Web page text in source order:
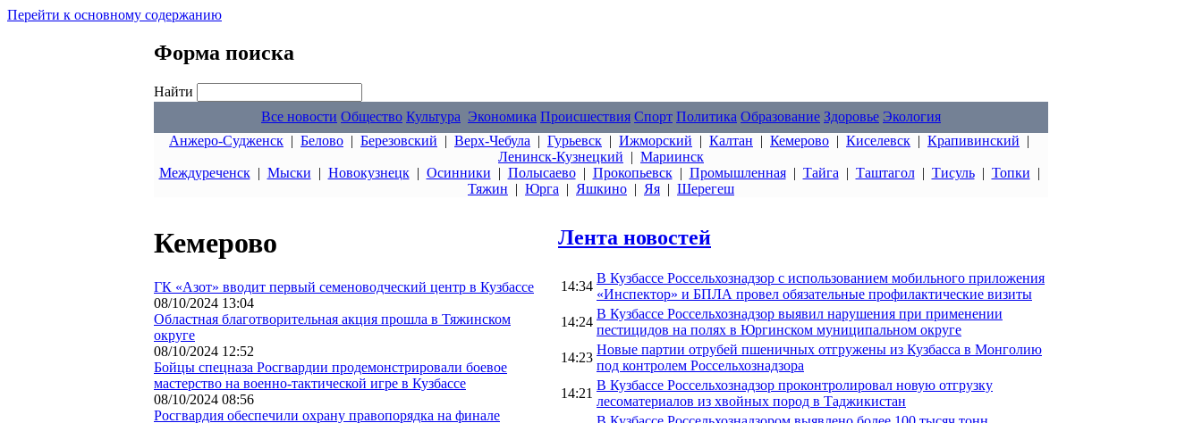
Перейти к основному содержанию
Форма поиска
Найти
Все новости Общество Культура Экономика Происшествия Спорт Политика Образование Здоровье Экология
Анжеро-Судженск | Белово | Березовский | Верх-Чебула | Гурьевск | Ижморский | Калтан | Кемерово | Киселевск | Крапивинский |
Ленинск-Кузнецкий | Мариинск
Междуреченск| Мыски | Новокузнецк| Осинники | Полысаево| Прокопьевск| Промышленная| Тайга | Таштагол| Тисуль| Топки |
Тяжин | Юрга | Яшкино | Яя | Шерегеш
Кемерово
ГК «Азот» вводит первый семеноводческий центр в Кузбассе
08/10/2024 13:04
Областная благотворительная акция прошла в Тяжинском
округе
08/10/2024 12:52
Бойцы спецназа Росгвардии продемонстрировали боевое
мастерство на военно-тактической игре в Кузбассе
08/10/2024 08:56
Росгвардия обеспечили охрану правопорядка на финале
Лента новостей
14:34
В Кузбассе Россельхознадзор с использованием мобильного приложения
«Инспектор» и БПЛА провел обязательные профилактические визиты
14:24
В Кузбассе Россельхознадзор выявил нарушения при применении
пестицидов на полях в Юргинском муниципальном округе
14:23
Новые партии отрубей пшеничных отгружены из Кузбасса в Монголию
под контролем Россельхознадзора
14:21
В Кузбассе Россельхознадзор проконтролировал новую отгрузку
лесоматериалов из хвойных пород в Таджикистан